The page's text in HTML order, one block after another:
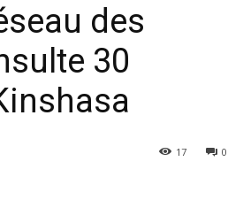
des
30
0
17